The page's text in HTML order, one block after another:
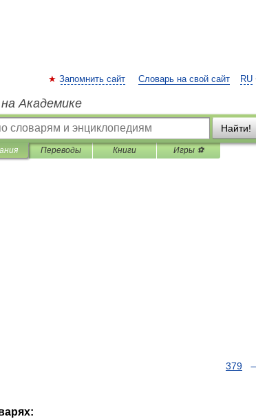
RU
Запомнить сайт Словарь на свой сайт
Академике
Найти!
Переводы Книги Игры ⚽
379